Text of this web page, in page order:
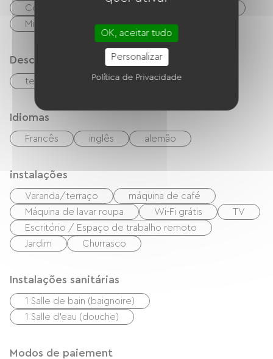
Cozinha
Micro-ondas
Quatro
Descrição
terreno privado fechado
Idiomas
Francês inglês alemão
instalações
Varanda/terraço
máquina de café
Máquina de lavar roupa
Wi-Fi grátis
TV
Escritório / Espaço de trabalho remoto
Jardim
Churrasco
Instalações sanitárias
1 Salle de bain (baignoire)
1 Salle d'eau (douche)
Modos de paiement
OK, aceitar tudo
Personalizar
Política de Privacidade